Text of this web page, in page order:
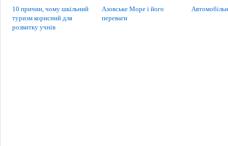
10 причин, чому шкільний
туризм корисний для
розвитку учнів
Азовське Море і його
переваги